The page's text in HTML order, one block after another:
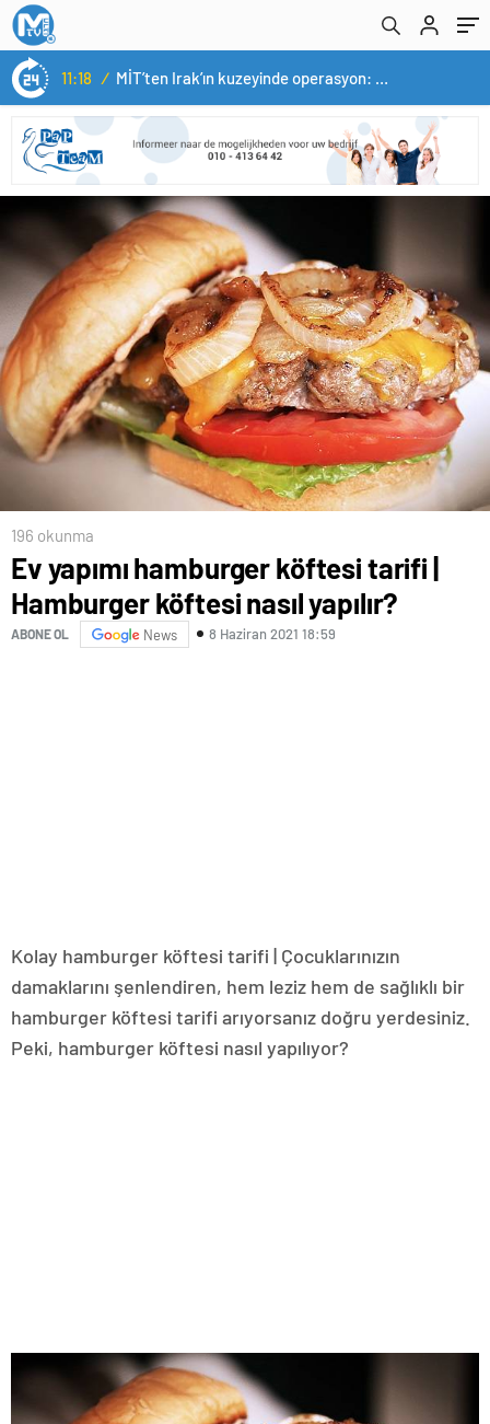
14:05 /
196 okunma
Ev yapımı hamburger köftesi tarifi |
Hamburger köftesi nasıl yapılır?
ABONE OL News 8 Haziran 2021 18:59
Kolay hamburger köftesi tarifi | Çocuklarınızın
damaklarını şenlendiren, hem leziz hem de sağlıklı bir
hamburger köftesi tarifi arıyorsanız doğru yerdesiniz.
Peki, hamburger köftesi nasıl yapılıyor?